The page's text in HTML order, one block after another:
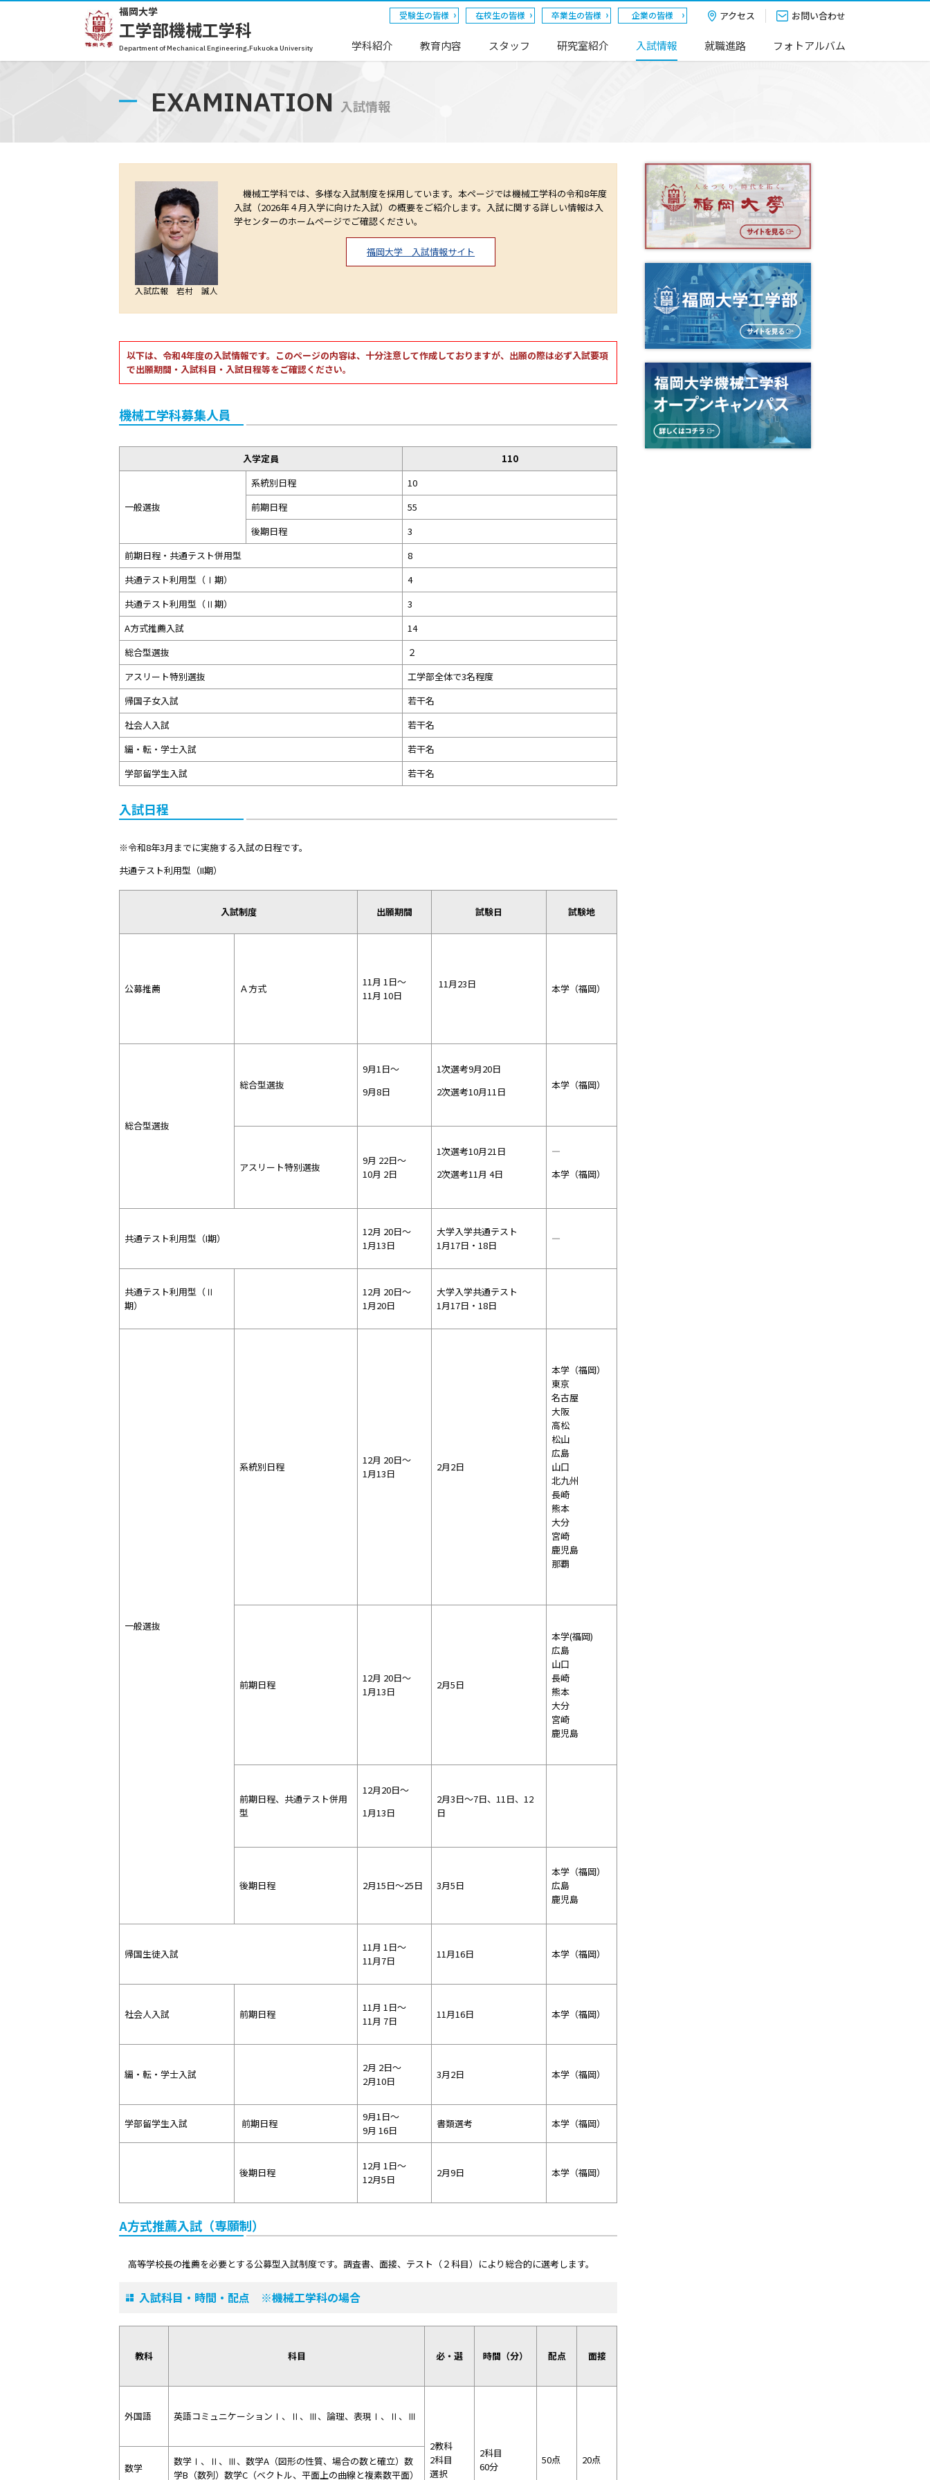
福岡大学
工学部機械工学科
Department of Mechanical Engineering,Fukuoka University 学科紹介 教育内容 スタッフ 研究室紹介 入試情報 就職進路 フォトアルバム
受験生の皆様 在校生の皆様 卒業生の皆様 企業の皆様 アクセス お問い合わせ
EXAMINATION 入試情報
入試広報 岩村 誠人
機械工学科では、多様な入試制度を採用しています。本ページでは機械工学科の令和8年度
入試（2026年４月入学に向けた入試）の概要をご紹介します。入試に関する詳しい情報は入
学センターのホームページでご確認ください。
福岡大学 入試情報サイト
以下は、令和4年度の入試情報です。このページの内容は、十分注意して作成しておりますが、出願の際は必ず入試要項
で出願期間・入試科目・入試日程等をご確認ください。
機械工学科募集人員
入学定員 110
一般選抜
系統別日程
10
前期日程
55
後期日程
3
前期日程・共通テスト併用型
8
共通テスト利用型（Ⅰ期）
4
共通テスト利用型（Ⅱ期）
3
A方式推薦入試
14
総合型選抜
２
アスリート特別選抜
工学部全体で3名程度
帰国子女入試
若干名
社会人入試
若干名
編・転・学士入試
若干名
学部留学生入試
若干名
入試日程
※令和8年3月までに実施する入試の日程です。
共通テスト利用型（II期）
入試制度 出願期間 試験日 試験地
公募推薦 Ａ方式
11月 1日～
11月 10日
11月23日 本学（福岡）
総合型選抜
総合型選抜
9月1日～
9月8日
1次選考9月20日
2次選考10月11日
本学（福岡）
アスリート特別選抜
9月 22日～
10月 2日
1次選考10月21日
2次選考11月 4日
―
本学（福岡）
共通テスト利用型（I期）
12月 20日～
1月13日
大学入学共通テスト
1月17日・18日
―
共通テスト利用型（Ⅱ
期）
12月 20日～
1月20日
大学入学共通テスト
1月17日・18日
一般選抜
系統別日程
12月 20日～
1月13日
2月2日
本学（福岡）
東京
名古屋
大阪
高松
松山
広島
山口
北九州
長崎
熊本
大分
宮崎
鹿児島
那覇
前期日程
12月 20日～
1月13日
2月5日
本学(福岡)
広島
山口
長崎
熊本
大分
宮崎
鹿児島
前期日程、共通テスト併用
型
12月20日～
1月13日
2月3日～7日、11日、12
日
後期日程 2月15日～25日 3月5日
本学（福岡）
広島
鹿児島
帰国生徒入試
11月 1日～
11月7日
11月16日 本学（福岡）
社会人入試 前期日程
11月 1日～
11月 7日
11月16日 本学（福岡）
編・転・学士入試
2月 2日～
2月10日
3月2日 本学（福岡）
学部留学生入試 前期日程
9月1日～
9月 16日
書類選考 本学（福岡）
後期日程
12月 1日～
12月5日
2月9日 本学（福岡）
A方式推薦入試（専願制）
高等学校長の推薦を必要とする公募型入試制度です。調査書、面接、テスト（２科目）により総合的に選考します。
入試科目・時間・配点 ※機械工学科の場合
教科 科目 必・選 時間（分） 配点 面接
外国語 英語コミュニケーションⅠ、Ⅱ、Ⅲ、論理、表現Ⅰ、Ⅱ、Ⅲ
2教科
2科目
選択
2科目
60分
50点 20点
数学
数学Ⅰ、Ⅱ、Ⅲ、数学A（図形の性質、場合の数と確立）数
学B（数列）数学C（ベクトル、平面上の曲線と複素数平面）